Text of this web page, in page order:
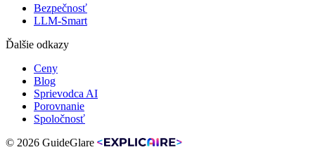
Bezpečnosť
LLM-Smart
Ďalšie odkazy
Ceny
Blog
Sprievodca AI
Porovnanie
Spoločnosť
© 2026 GuideGlare